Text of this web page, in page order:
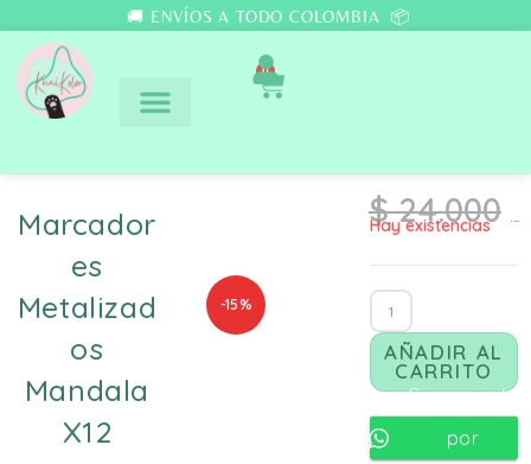
🚚 ENVÍOS A TODO COLOMBIA 📦
0
Marcador
Es
Metalizad
Os
Mandala
X12
-15%
$24.000 $20.400
Hay existencias
AÑADIR AL
CARRITO
Comunicate
por